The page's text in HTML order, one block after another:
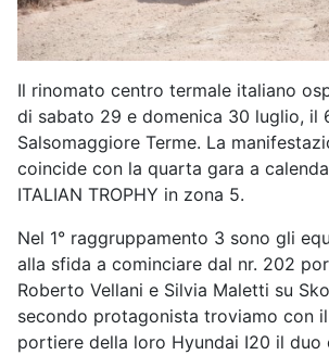
Il rinomato centro termale italiano
di sabato 29 e domenica 30 luglio, il
Salsomaggiore Terme. La
coincide con la quarta gara a
ITALIAN TROPHY in zona 5.
Nel 1° raggruppamento 3 sono gli
alla sfida a cominciare dal nr. 202
Roberto Vellani e Silvia Maletti su
secondo protagonista troviamo con il
portiere della loro Hyundai I20 il duo